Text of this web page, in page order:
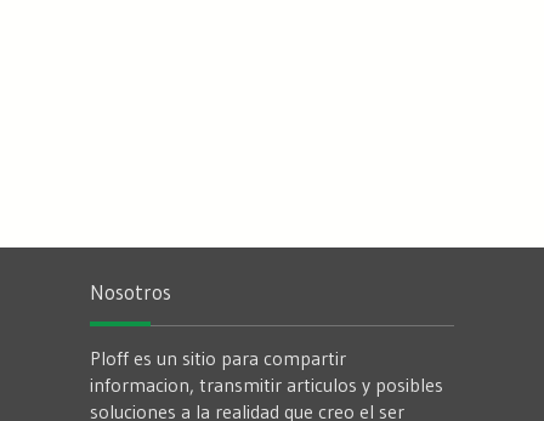
Nosotros
Ploff es un sitio para compartir
informacion, transmitir articulos y posibles
soluciones a la realidad que creo el ser